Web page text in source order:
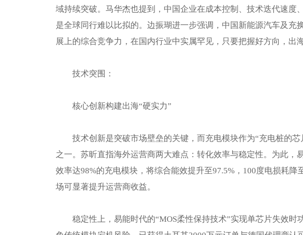
域持续突破。马华杰也提到，中国企业在成本控制、技术迭代速度
是全球同行难以比拟的。边振瑚进一步强调，中国新能源汽车及充
展上的综合竞争力，在国内行业中实属罕见，只要把握好方向，出
技术突围：
核心创新构建出海“硬实力”
技术创新是突破市场壁垒的关键，而充电模块作为“充电桩的
之一。苏昕直指海外运营商两大难点：转化效率与稳定性。为此，
效率达98%的充电模块，将综合能效提升至97.5%，100度电损耗降
场可显著提升运营商收益。
稳定性上，易能时代的“MOS柔性保持技术”实现单芯片失效时